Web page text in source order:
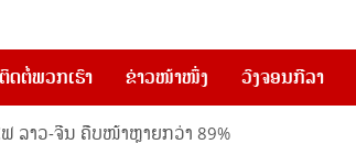
ຕິດຕໍ່ພວກເຮົາ ຂ່າວໜ້າໜຶ່ງ ວົງຈອນກີລາ
ຟ ລາວ-ຈີນ ຄືບໜ້າຫຼາຍກວ່າ 89%